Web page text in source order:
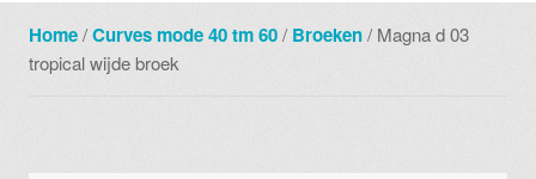
Home/Curves mode 40 tm 60/ Broeken/ Magna d 03
tropical wijde broek